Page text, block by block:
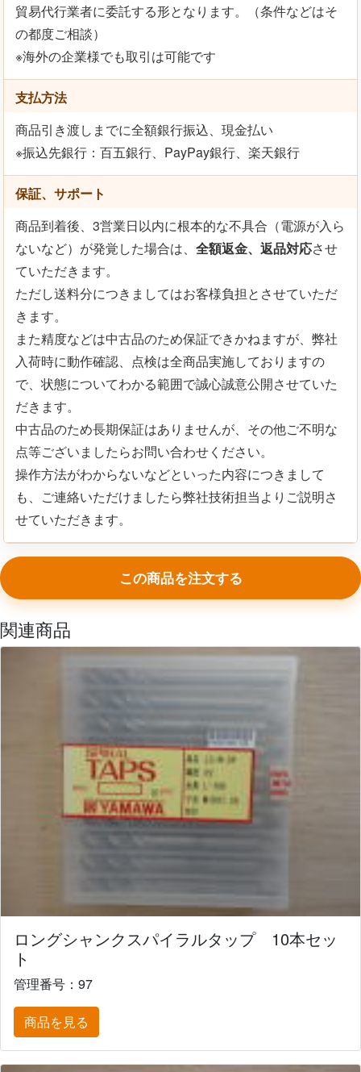
貿易代行業者に委託する形となります。（条件などはそ
の都度ご相談）
※海外の企業様でも取引は可能です
支払方法
商品引き渡しまでに全額銀行振込、現金払い
※振込先銀行：百五銀行、PayPay銀行、楽天銀行
保証、サポート
商品到着後、3営業日以内に根本的な不具合（電源が入ら
ないなど）が発覚した場合は、 全額返金、返品対応させ
ていただきます。
ただし送料分につきましてはお客様負担とさせていただ
きます。
また精度などは中古品のため保証できかねますが、弊社
入荷時に動作確認、点検は全商品実施しておりますの
で、状態についてわかる範囲で誠心誠意公開させていた
だきます。
中古品のため長期保証はありませんが、その他ご不明な
点等ございましたらお問い合わせください。
操作方法がわからないなどといった内容につきまして
も、ご連絡いただけましたら弊社技術担当よりご説明さ
せていただきます。
この商品を注文する
関連商品
ロングシャンクスパイラルタップ 10本セッ
ト
管理番号：97
商品を見る